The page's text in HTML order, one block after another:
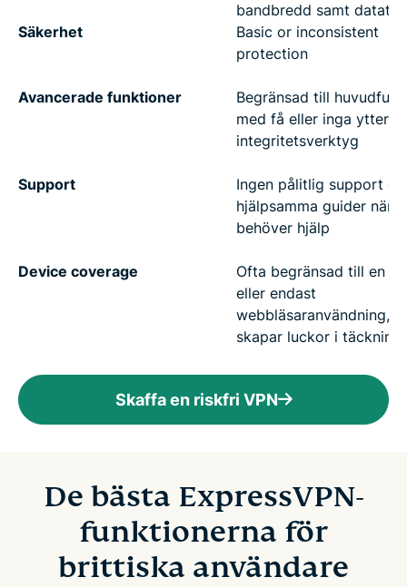
bandbredd samt datatak
Säkerhet
Basic or inconsistent
protection
Avancerade funktioner
Begränsad till
med få eller inga
integritetsverktyg
Support
Ingen pålitlig support
hjälpsamma guider när
behöver hjälp
Device coverage
Ofta begränsad till en
eller endast
webbläsaranvändning,
skapar luckor i
Skaffa en riskfri VPN
De bästa ExpressVPN-
funktionerna för
brittiska användare